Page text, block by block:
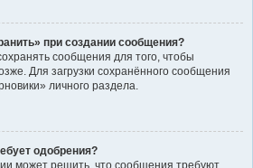
при создании сообщения?
сообщения для того, чтобы
Для загрузки сохранённого сообщения
личного раздела.
одобрения?
может решить, что сообщения требуют